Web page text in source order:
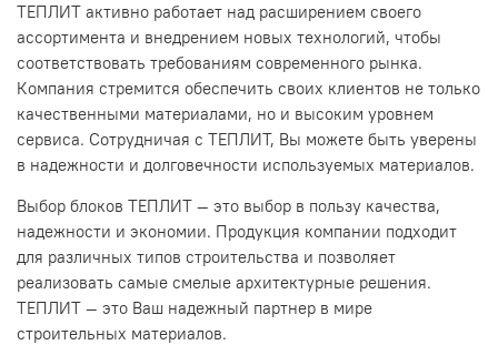
ТЕПЛИТ активно работает над расширением своего
ассортимента и внедрением новых технологий, чтобы
соответствовать требованиям современного рынка.
Компания стремится обеспечить своих клиентов не только
качественными материалами, но и высоким уровнем
сервиса. Сотрудничая с ТЕПЛИТ, Вы можете быть уверены
в надежности и долговечности используемых материалов.
Выбор блоков ТЕПЛИТ — это выбор в пользу качества,
надежности и экономии. Продукция компании подходит
для различных типов строительства и позволяет
реализовать самые смелые архитектурные решения.
ТЕПЛИТ — это Ваш надежный партнер в мире
строительных материалов.